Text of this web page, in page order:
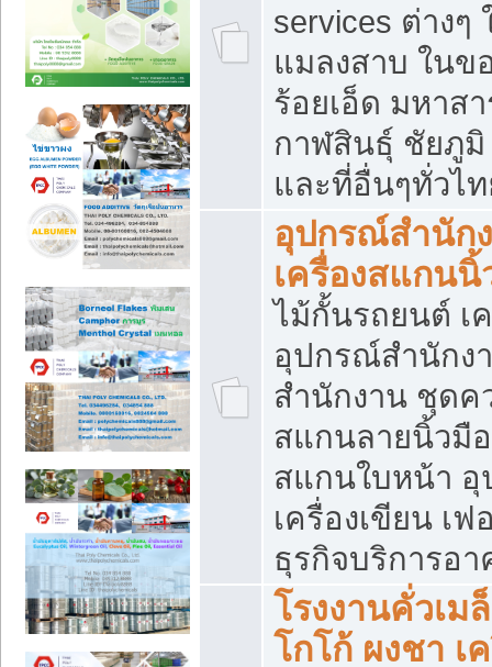
services ต่าง
แมลงสาบ ใน
ร้อยเอ็ด มหาส
กาฬสินธุ์ ชัยภู
และที่อื่นๆทั่วไ
อุปกรณ์สำนัก
เครื่องสแกนนิ้
ไม้กั้นรถยนต์ เ
อุปกรณ์สำนักง
สำนักงาน ชุดค
สแกนลายนิ้วมื
สแกนใบหน้า
เครื่องเขียน เ
ธุรกิจบริการอ
โรงงานคั่วเม
โกโก้ ผงชา เ